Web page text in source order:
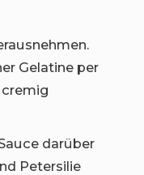
Gelatine per
darüber
Petersilie